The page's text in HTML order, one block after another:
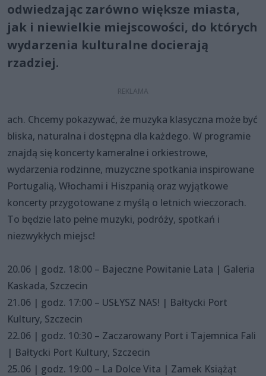
odwiedzając zarówno większe miasta,
jak i niewielkie miejscowości, do których
wydarzenia kulturalne docierają
rzadziej.
ach. Chcemy pokazywać, że muzyka klasyczna może być
bliska, naturalna i dostępna dla każdego. W programie
znajdą się koncerty kameralne i orkiestrowe,
wydarzenia rodzinne, muzyczne spotkania inspirowane
Portugalią, Włochami i Hiszpanią oraz wyjątkowe
koncerty przygotowane z myślą o letnich wieczorach.
To będzie lato pełne muzyki, podróży, spotkań i
niezwykłych miejsc!
20.06 | godz. 18:00 – Bajeczne Powitanie Lata | Galeria
Kaskada, Szczecin
21.06 | godz. 17:00 – USŁYSZ NAS! | Bałtycki Port
Kultury, Szczecin
22.06 | godz. 10:30 – Zaczarowany Port i Tajemnica Fali
| Bałtycki Port Kultury, Szczecin
25.06 | godz. 19:00 – La Dolce Vita | Zamek Książąt